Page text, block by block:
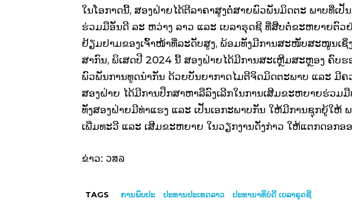
ໃນໂອກາດນີ້, ສອງຝ່າຍໄດ້ຕີລາຄາສູງຕໍ່ສາຍພົວພັນມິດຕະ ພາບທີ່ເປັ
ຮ່ວມມືອັນດີ ລະ ຫວ່າງ ລາວ ແລະ ເບລາຣຸດຊີ ທີ່ສືບຕໍ່ຂະຫຍາຍຕົວ
ຢ້ຽມຢາມຂອງເຈົ້າໜ້າທີ່ລະດັບສູງ, ພ້ອມທັງມີການສະໜັບສະໜູນເຊິ່
ສາກົນ, ​​ພິ​ເສດປີ 2024 ນີ້ ສອງຝ່າຍໄດ້ມີ​ການສະເຫຼີມສະຫຼອງ ຄົບຮ
ພົວພັນການທູດນໍາກັນ ດ້ວຍບັນຍາກາດໄມຕີຈິດມິດຕະພາບ ແລະ ມີ
ສອງ​ຝ່າຍ ໄດ້​ມີ​ການ​ປຶກ​ສາ​ຫາ​ລື​ລົງ​ເລີກ​ໃນ​ການ​ເສີມ​ຂະ​ຫ​ຍາຍຮ່ວມ​
ທັງສອງ​ຝ່າຍ​ມີ​ທ່າ​ແຮງ ແລະ ເປັນ​ເອ​ກະ​ພາບ​ກັນ ໃຫ້ມີ​ການຊຸກ​ຍູ້​ໃຫ້
ເພີ່ມ​ທະ​ວີ​ ແລະ ເສີມ​ຂະ​ຫ​ຍາຍ ໃນ​ວຽກ​ງານ​ດັ່ງ​ກ່າວ ໃຫ້​ແຕກດອກ​ອ
ຂ່າວ: ວສລ
TAGS ການພົບປະ ປະທານປະເທດລາວ ປະທານາທິບໍດີ ເບລາຣຸດຊີ